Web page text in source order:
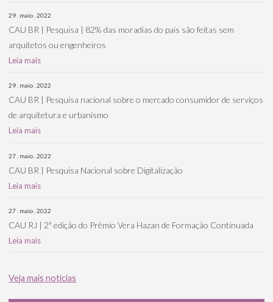
29 . maio . 2022
CAU BR | Pesquisa | 82% das moradias do país são feitas sem
arquitetos ou engenheiros
Leia mais
29 . maio . 2022
CAU BR | Pesquisa nacional sobre o mercado consumidor de serviços
de arquitetura e urbanismo
Leia mais
27 . maio . 2022
CAU BR | Pesquisa Nacional sobre Digitalização
Leia mais
27 . maio . 2022
CAU RJ | 2ª edição do Prêmio Vera Hazan de Formação Continuada
Leia mais
Veja mais notícias